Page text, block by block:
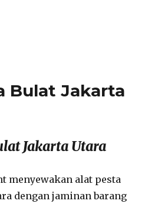
Bulat Jakarta
Jakarta Utara
menyewakan alat pesta
dengan jaminan barang